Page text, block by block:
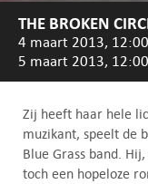
THE BROKEN
4 maart 2013,
5 maart 2013,
Zij heeft haar hele
muzikant, speelt de
Blue Grass band.
toch een hopeloze